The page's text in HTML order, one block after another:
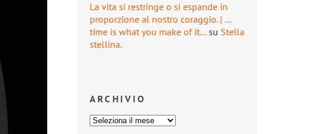
La vita si restringe o si espande in
proporzione al nostro coraggio. | …
time is what you make of it… su Stella
stellina.
ARCHIVIO